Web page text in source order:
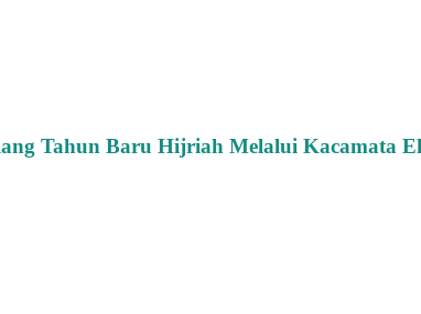
Tahun Baru Hijriah Melalui Kacamata